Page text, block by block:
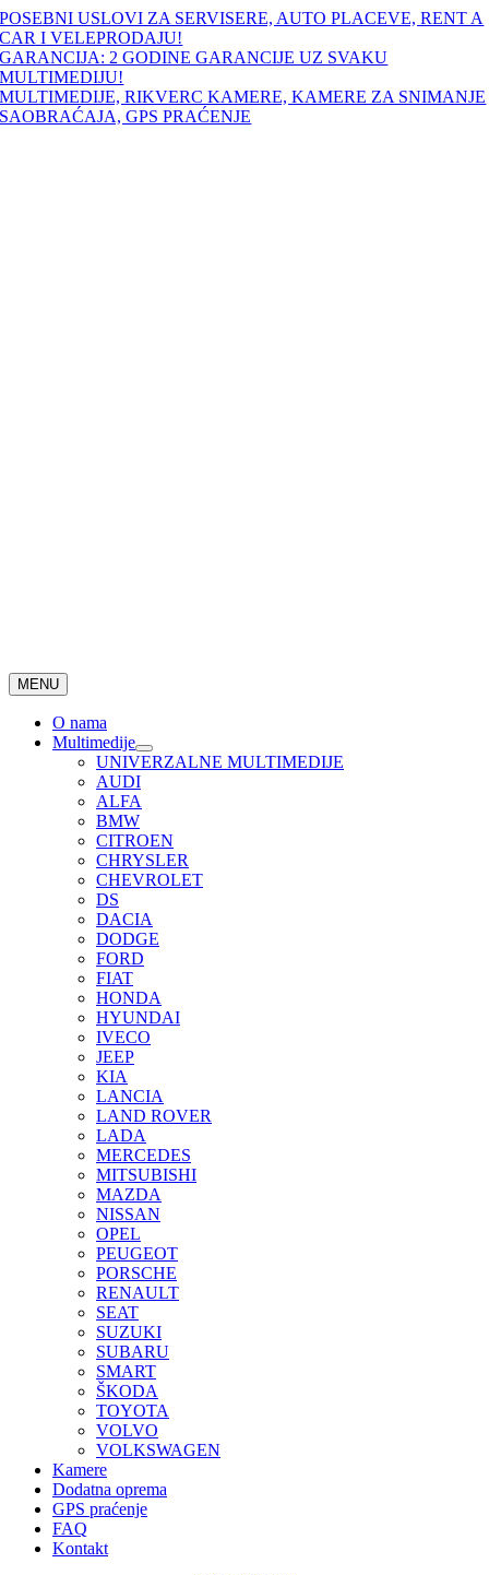
Skip
to
content
POSEBNI USLOVI ZA SERVISERE, AUTO PLACEVE, RENT A
CAR I VELEPRODAJU!
GARANCIJA: 2 GODINE GARANCIJE UZ SVAKU
MULTIMEDIJU!
MULTIMEDIJE, RIKVERC KAMERE, KAMERE ZA SNIMANJE
SAOBRAĆAJA, GPS PRAĆENJE
MENU
O nama
Multimedije
UNIVERZALNE MULTIMEDIJE
AUDI
ALFA
BMW
CITROEN
CHRYSLER
CHEVROLET
DS
DACIA
DODGE
FORD
FIAT
HONDA
HYUNDAI
IVECO
JEEP
KIA
LANCIA
LAND ROVER
LADA
MERCEDES
MITSUBISHI
MAZDA
NISSAN
OPEL
PEUGEOT
PORSCHE
RENAULT
SEAT
SUZUKI
SUBARU
SMART
ŠKODA
TOYOTA
VOLVO
VOLKSWAGEN
Kamere
Dodatna oprema
GPS praćenje
FAQ
Kontakt